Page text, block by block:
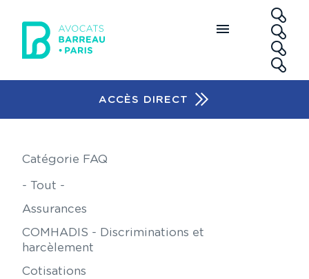
ACCÈS DIRECT
Catégorie FAQ
- Tout -
Assurances
COMHADIS - Discriminations et
harcèlement
Cotisations